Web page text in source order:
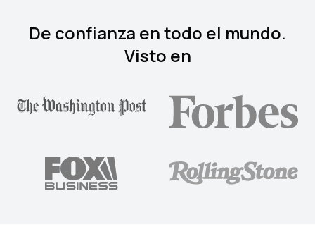
De confianza en todo el mundo.
Visto en